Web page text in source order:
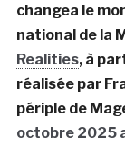
changea le
national de la
Realities, à
réalisée par
périple de
octobre 2025